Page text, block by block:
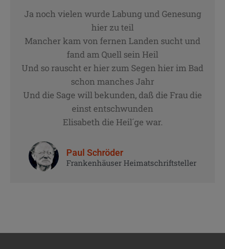
Ja noch vielen wurde Labung und Genesung
hier zu teil
Mancher kam von fernen Landen sucht und
fand am Quell sein Heil
Und so rauscht er hier zum Segen hier im Bad
schon manches Jahr
Und die Sage will bekunden, daß die Frau die
einst entschwunden
Elisabeth die Heil´ge war.
Paul Schröder
Frankenhäuser Heimatschriftsteller